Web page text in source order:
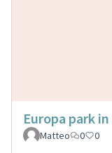
Europa park
Matteo 0 0